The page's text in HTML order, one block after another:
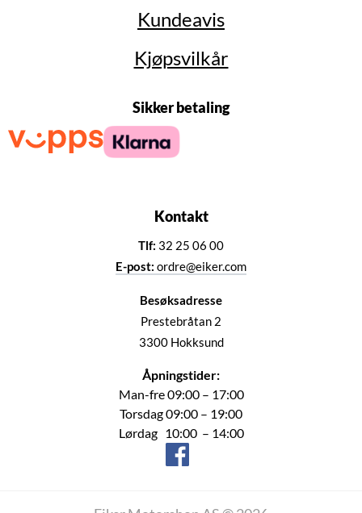
Kundeavis
Kjøpsvilkår
Sikker betaling
Kontakt
Tlf: 32 25 06 00
E-post: ordre@eiker.com
Besøksadresse
Prestebråtan 2
3300 Hokksund
Åpningstider:
Man-fre 09:00 – 17:00
Torsdag 09:00 – 19:00
Lørdag 10:00 – 14:00